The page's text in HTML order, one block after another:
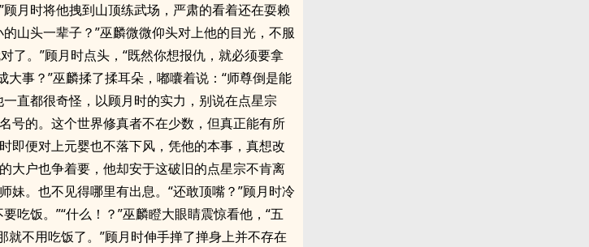
月时将他拽到山顶练武场，严肃的看着还在耍赖
山头一辈子？”巫麟微微仰头对上他的目光，不服
了。”顾月时点头，“既然你想报仇，就必须要拿
大事？”巫麟揉了揉耳朵，嘟囔着说：“师尊倒是能
直都很奇怪，以顾月时的实力，别说在点星宗
号的。这个世界修真者不在少数，但真正能有所
即便对上元婴也不落下风，凭他的本事，真想改
大户也争着要，他却安于这破旧的点星宗不肯离
妹。也不见得哪里有出息。“还敢顶嘴？”顾月时冷
吃饭。”“什么！？”巫麟瞪大眼睛震惊看他，“五
就不用吃饭了。”顾月时伸手掸了掸身上并不存在